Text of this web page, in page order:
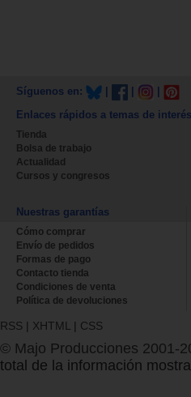
Síguenos en:
Enlaces rápidos a temas de interés
Tienda
Bolsa de trabajo
Actualidad
Cursos y congresos
Nuestras garantías
Cómo comprar
Envío de pedidos
Formas de pago
Contacto tienda
Condiciones de venta
Política de devoluciones
RSS | XHTML | CSS
© Majo Producciones 2001-
total de la información